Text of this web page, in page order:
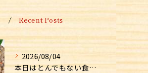
Recent Posts
2026/08/04
本日はとんでもない食材が入荷しました！！